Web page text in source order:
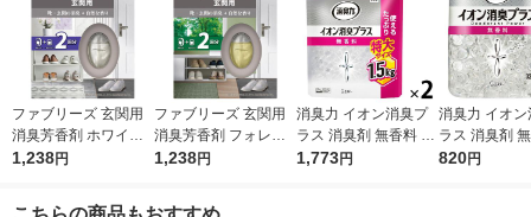
ファブリーズ 玄関用
消臭芳香剤 ホワイト
ムスクの香り 7mL 1
1,238円
ファブリーズ 玄関用
消臭芳香剤 フォレス
ト＆シダーウッドの香
1,238円
消臭力 イオン消臭プ
ラス 消臭剤 無香料 詰
め替え 特大 1.5kg 2個
1,773円
消臭力 イオン
ラス 消臭剤
体 320g 2個
820円